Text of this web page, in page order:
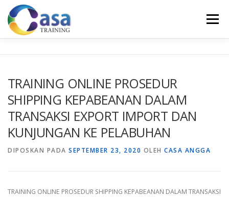
Lompat
konten
Menu
KONTAK KAMI SERTIFIKASI EVALUASI
TRAINING ONLINE PROSEDUR
SHIPPING KEPABEANAN DALAM
TRANSAKSI EXPORT IMPORT DAN
KUNJUNGAN KE PELABUHAN
DIPOSKAN PADA SEPTEMBER 23, 2020 OLEH CASA ANGGA
TRAINING ONLINE PROSEDUR SHIPPING KEPABEANAN DALAM TRANSAKSI